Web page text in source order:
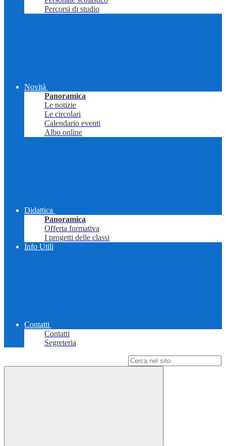
Percorsi di studio
Novità
Panoramica
Le notizie
Le circolari
Calendario eventi
Albo online
Didattica
Panoramica
Offerta formativa
I progetti delle classi
Info Utili
Contatti
Contatti
Segreteria